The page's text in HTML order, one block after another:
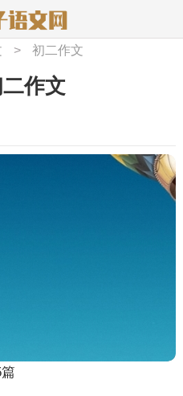
> 初二作文
作文